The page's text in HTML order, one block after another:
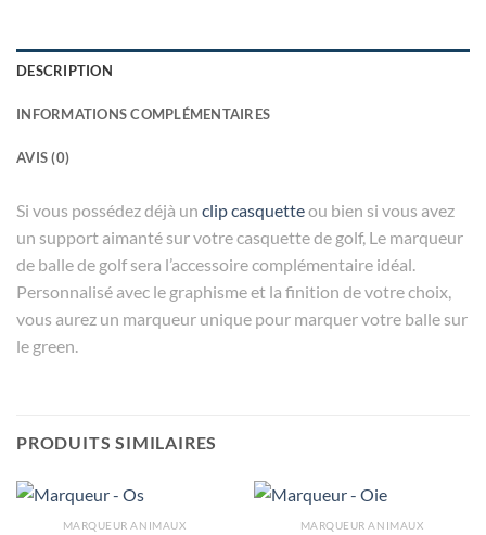
DESCRIPTION
INFORMATIONS COMPLÉMENTAIRES
AVIS (0)
Si vous possédez déjà un clip casquetteou bien si vous avez
un support aimanté sur votre casquette de golf, Le marqueur
de balle de golf sera l’accessoire complémentaire idéal.
Personnalisé avec le graphisme et la finition de votre choix,
vous aurez un marqueur unique pour marquer votre balle sur
le green.
PRODUITS SIMILAIRES
MARQUEUR ANIMAUX MARQUEUR ANIMAUX